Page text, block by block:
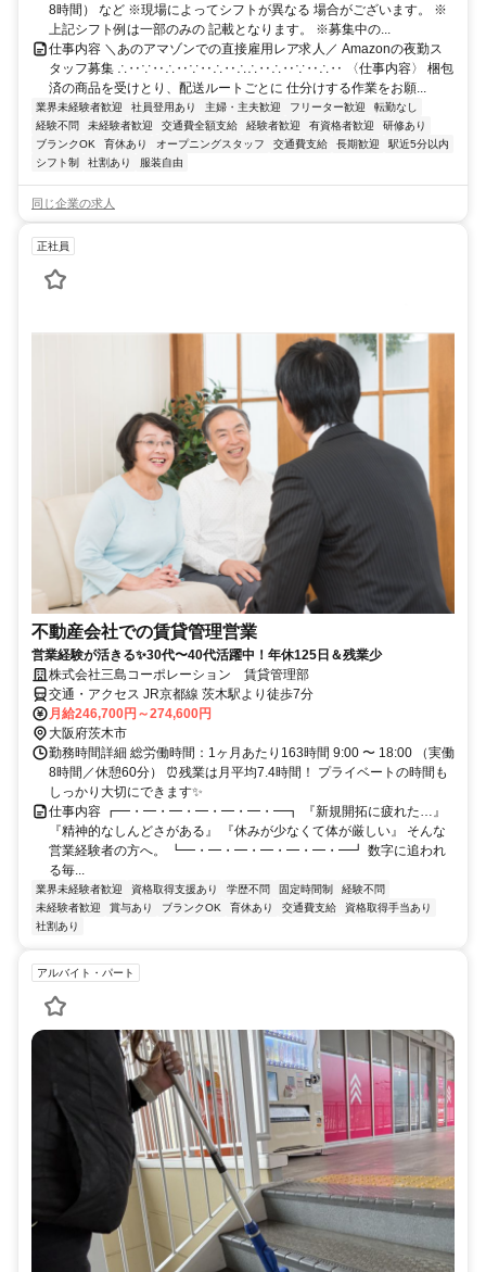
8時間） など ※現場によってシフトが異なる 場合がございます。 ※
上記シフト例は一部のみの 記載となります。 ※募集中の...
仕事内容 ＼あのアマゾンでの直接雇用レア求人／ Amazonの夜勤ス
タッフ募集 ∴‥∵‥∴‥∵‥∴‥∴∴‥∴‥∵‥∴‥ 〈仕事内容〉 梱包
済の商品を受けとり、配送ルートごとに 仕分けする作業をお願...
業界未経験者歓迎 社員登用あり 主婦・主夫歓迎 フリーター歓迎
転勤なし
経験不問
未経験者歓迎 交通費全額支給 経験者歓迎 有資格者歓迎
研修あり
ブランクOK
育休あり オープニングスタッフ 交通費支給 長期歓迎
駅近5分以内
シフト制
社割あり 服装自由
同じ企業の求人
正社員
不動産会社での賃貸管理営業
営業経験が活きる✨30代〜40代活躍中！年休125日＆残業少
株式会社三島コーポレーション 賃貸管理部
交通・アクセス JR京都線 茨木駅より徒歩7分
月給246,700円～274,600円
大阪府茨木市
勤務時間詳細 総労働時間：1ヶ月あたり163時間 9:00 〜 18:00 （実働
8時間／休憩60分） ⏰残業は月平均7.4時間！ プライベートの時間も
しっかり大切にできます✨
仕事内容 ┏━・━・━・━・━・━・━┓ 『新規開拓に疲れた…』
『精神的なしんどさがある』 『休みが少なくて体が厳しい』 そんな
営業経験者の方へ。 ┗━・━・━・━・━・━・━┛ 数字に追われ
る毎...
業界未経験者歓迎 資格取得支援あり 学歴不問 固定時間制
経験不問
未経験者歓迎
賞与あり ブランクOK 育休あり 交通費支給
資格取得手当あり
社割あり
アルバイト・パート